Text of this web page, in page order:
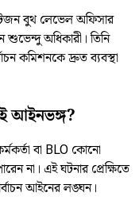
বুথ লেভেল অফিসার
অধিকারী। তিনি
কমিশনকে দ্রুত ব্যবস্থা
আইনভঙ্গ?
বা BLO কোনো
না। এই ঘটনার প্রেক্ষিতে
আইনের লঙ্ঘন।